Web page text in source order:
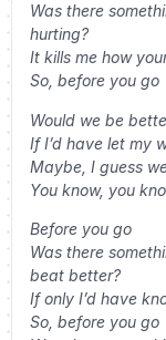
Was there
hurting?
It kills me how
So, before you go
Would we be
If I’d have let my
Maybe, I guess
You know, you
Before you go
Was there
beat better?
If only I’d have
So, before you go